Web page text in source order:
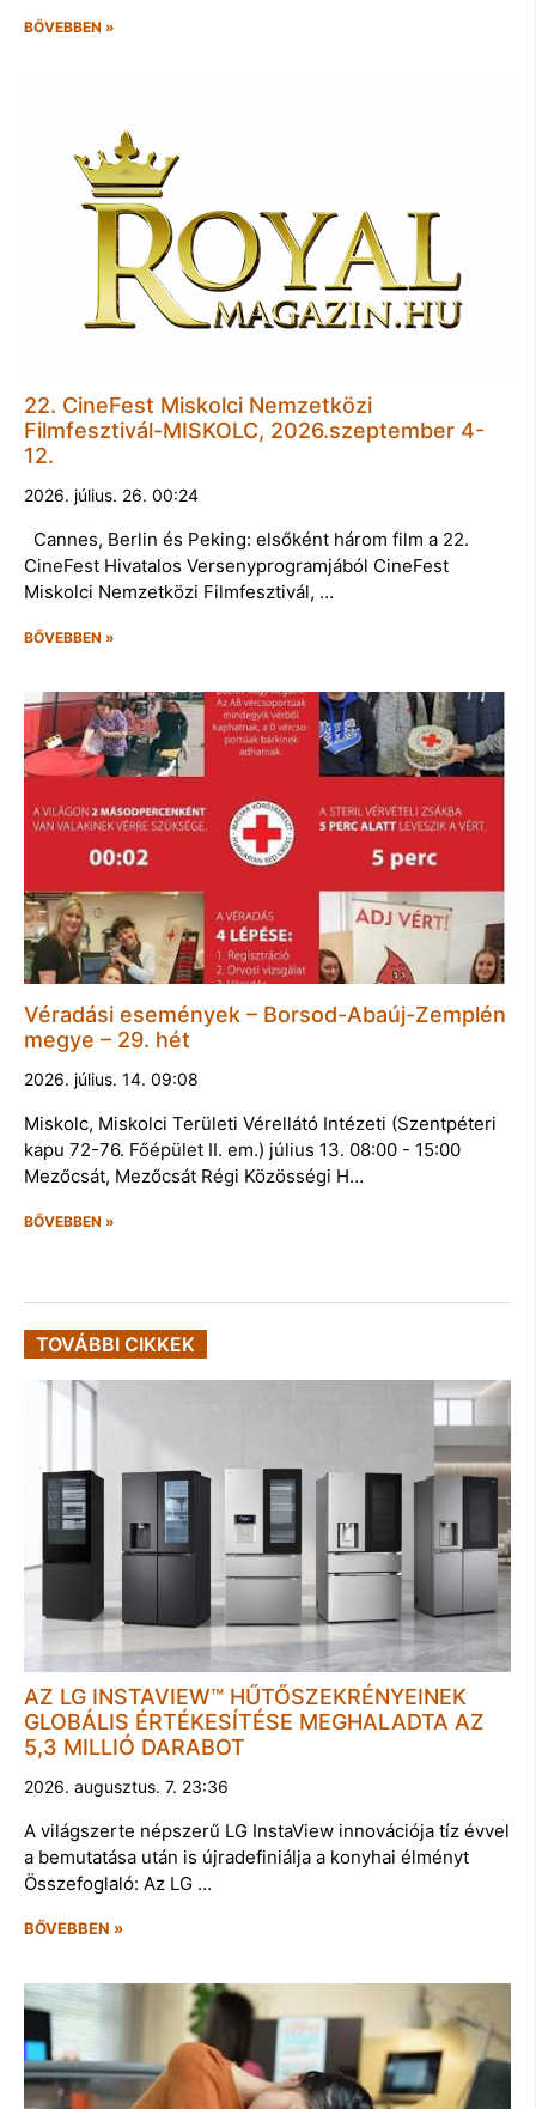
BŐVEBBEN »
22. CineFest Miskolci Nemzetközi
Filmfesztivál-MISKOLC, 2026.szeptember 4-
12.
2026. július. 26. 00:24
Cannes, Berlin és Peking: elsőként három film a 22.
CineFest Hivatalos Versenyprogramjából CineFest
Miskolci Nemzetközi Filmfesztivál, …
BŐVEBBEN »
Véradási események – Borsod-Abaúj-Zemplén
megye – 29. hét
2026. július. 14. 09:08
Miskolc, Miskolci Területi Vérellátó Intézeti (Szentpéteri
kapu 72-76. Főépület II. em.) július 13. 08:00 - 15:00
Mezőcsát, Mezőcsát Régi Közösségi H…
BŐVEBBEN »
TOVÁBBI CIKKEK
AZ LG INSTAVIEW™ HŰTŐSZEKRÉNYEINEK
GLOBÁLIS ÉRTÉKESÍTÉSE MEGHALADTA AZ
5,3 MILLIÓ DARABOT
2026. augusztus. 7. 23:36
A világszerte népszerű LG InstaView innovációja tíz évvel
a bemutatása után is újradefiniálja a konyhai élményt
Összefoglaló: Az LG …
BŐVEBBEN »